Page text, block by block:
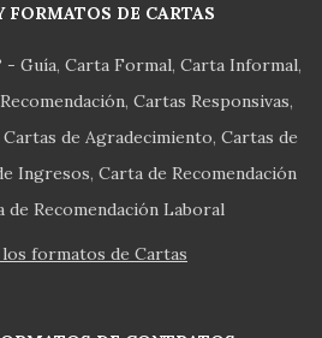
FORMATOS DE CARTAS
- Guía Carta Formal Carta Informal
Cartas Responsivas
Cartas de Agradecimiento Cartas de
Ingresos Carta de Recomendación
de Recomendación Laboral
formatos de Cartas